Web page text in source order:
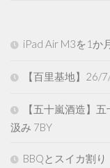
iPad Air M3を1か
【百里基地】26/
【五十嵐酒造】
汲み 7BY
BBQとスイカ割り